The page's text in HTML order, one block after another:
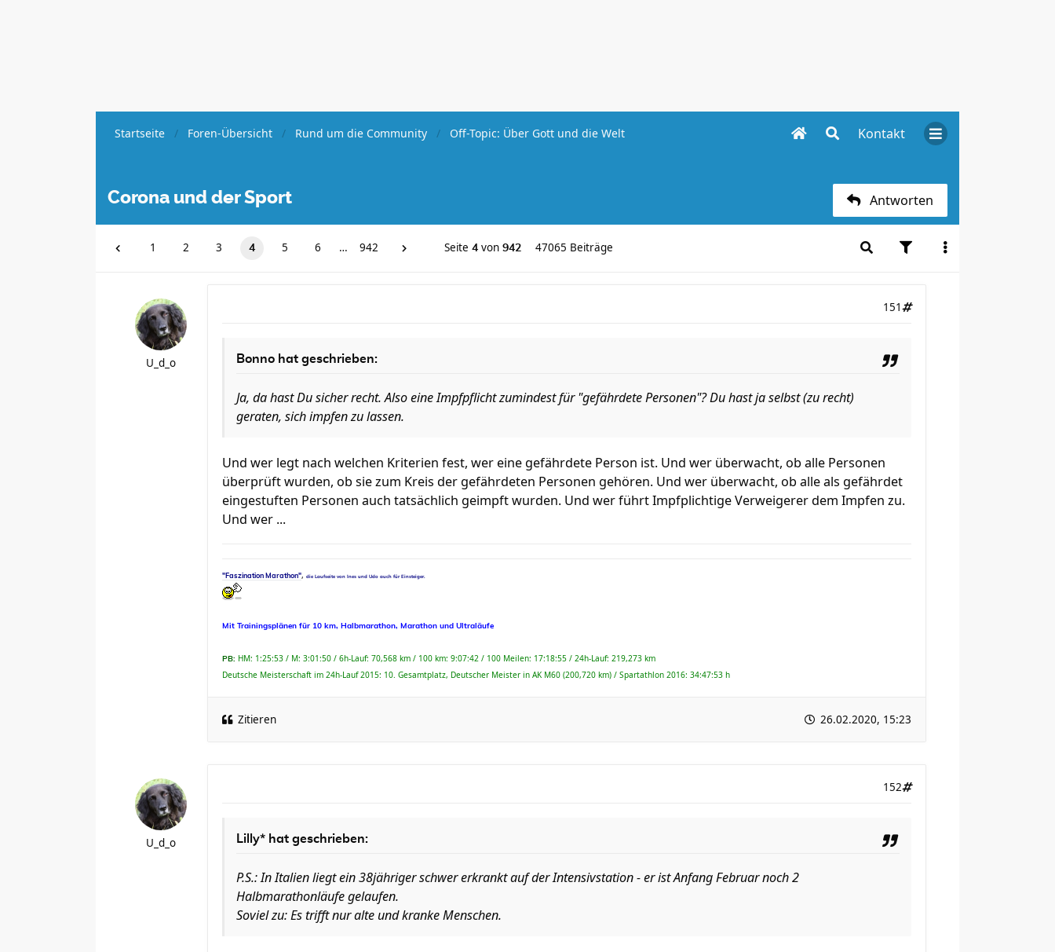
Kontakt
Startseite Foren-Übersicht Rund um die Community Off-Topic: Über Gott und die Welt
Corona und der Sport Antworten
1 2 3 4 5 6 … 942 Seite 4 von 942 47065 Beiträge
U_d_o
151
Bonno hat geschrieben:
Ja, da hast Du sicher recht. Also eine Impfpflicht zumindest für "gefährdete Personen"? Du hast ja selbst (zu recht)
geraten, sich impfen zu lassen.
Und wer legt nach welchen Kriterien fest, wer eine gefährdete Person ist. Und wer überwacht, ob alle Personen
überprüft wurden, ob sie zum Kreis der gefährdeten Personen gehören. Und wer überwacht, ob alle als gefährdet
eingestuften Personen auch tatsächlich geimpft wurden. Und wer führt Impfplichtige Verweigerer dem Impfen zu.
Und wer ...
"Faszination Marathon", die Laufseite von Ines und Udo auch für Einsteiger.
Mit Trainingsplänen für 10 km, Halbmarathon, Marathon und Ultraläufe
PB: HM: 1:25:53 / M: 3:01:50 / 6h-Lauf: 70,568 km / 100 km: 9:07:42 / 100 Meilen: 17:18:55 / 24h-Lauf: 219,273 km
Deutsche Meisterschaft im 24h-Lauf 2015: 10. Gesamtplatz, Deutscher Meister in AK M60 (200,720 km) / Spartathlon 2016: 34:47:53 h
Zitieren 26.02.2020, 15:23
U_d_o
152
Lilly* hat geschrieben:
P.S.: In Italien liegt ein 38jähriger schwer erkrankt auf der Intensivstation - er ist Anfang Februar noch 2
Halbmarathonläufe gelaufen.
Soviel zu: Es trifft nur alte und kranke Menschen.